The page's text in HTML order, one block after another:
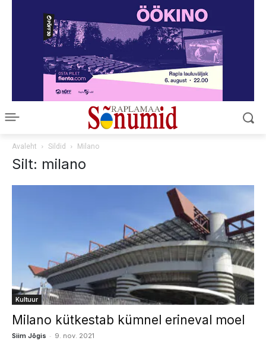
Avaleht Sildid Milano
Silt: milano
Kultuur
Milano kütkestab kümnel erineval moel
Siim Jõgis - 9. nov. 2021